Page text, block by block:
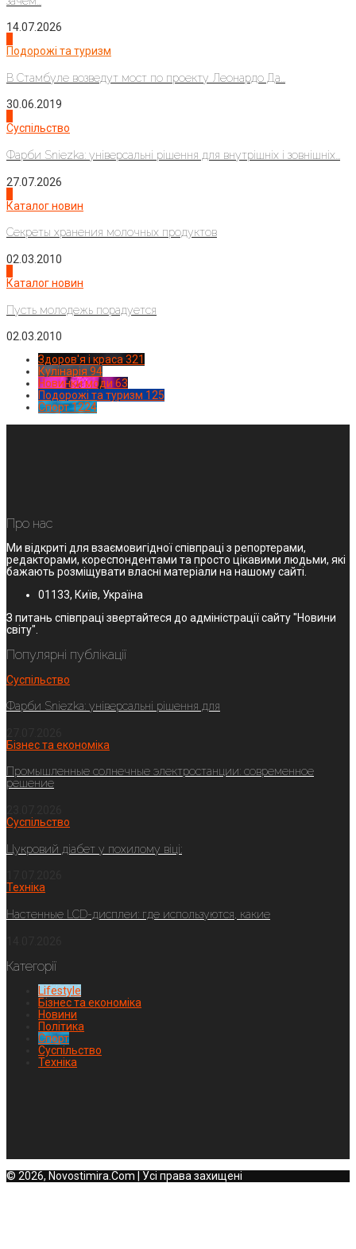
14.07.2026
Подорожі та туризм
В Стамбуле возведут мост по проекту Леонардо Да...
30.06.2019
Суспільство
Фарби Sniezka: універсальні рішення для внутрішніх і зовнішніх...
27.07.2026
Каталог новин
Секреты хранения молочных продуктов
02.03.2010
Каталог новин
Пусть молодежь порадуется
02.03.2010
Здоров'я і краса 321
Кулінарія 94
Новинки моди 63
Подорожі та туризм 125
Спорт1224
Про нас
Ми відкриті для взаємовигідної співпраці з репортерами,
редакторами, кореспондентами та просто цікавими людьми, які
бажають розміщувати власні матеріали на нашому сайті.
01133, Київ, Україна
З питань співпраці звертайтеся до адміністрації сайту "Новини
світу".
Популярні публікації
Суспільство
Фарби Sniezka: універсальні рішення для
Бізнес та економіка
Промышленные солнечные электростанции: современное
решение
Суспільство
Цукровий діабет у похилому віці:
Техніка
Настенные LCD-дисплеи: где используются, какие
Категорії
Lifestyle
Бізнес та економіка
Новини
Політика
Спорт
Суспільство
Техніка
© 2026, Novostimira.Com | Усі права захищені